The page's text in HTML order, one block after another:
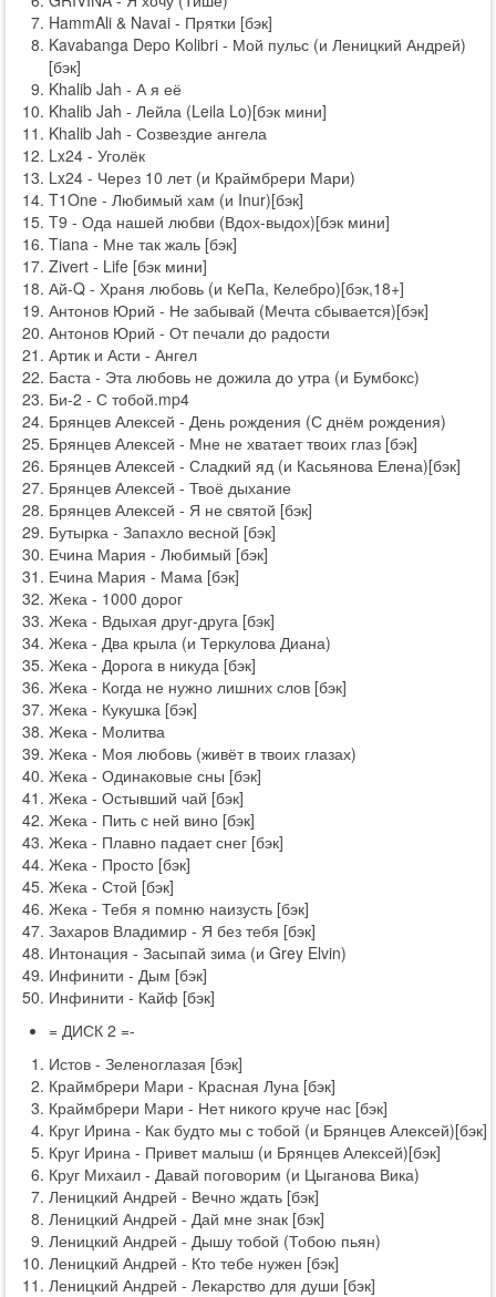
HammAli & Navai - Прятки [бэк]
Kavabanga Depo Kolibri - Мой пульс (и Леницкий Андрей)
[бэк]
Khalib Jah - А я её
Khalib Jah - Лейла (Leila Lo)[бэк мини]
Khalib Jah - Созвездие ангела
Lx24 - Уголёк
Lx24 - Через 10 лет (и Краймбрери Мари)
T1One - Любимый хам (и Inur)[бэк]
T9 - Ода нашей любви (Вдох-выдох)[бэк мини]
Tiana - Мне так жаль [бэк]
Zivert - Life [бэк мини]
Ай-Q - Храня любовь (и КеПа, Келебро)[бэк,18+]
Антонов Юрий - Не забывай (Мечта сбывается)[бэк]
Антонов Юрий - От печали до радости
Артик и Асти - Ангел
Баста - Эта любовь не дожила до утра (и Бумбокс)
Би-2 - С тобой.mp4
Брянцев Алексей - День рождения (С днём рождения)
Брянцев Алексей - Мне не хватает твоих глаз [бэк]
Брянцев Алексей - Сладкий яд (и Касьянова Елена)[бэк]
Брянцев Алексей - Твоё дыхание
Брянцев Алексей - Я не святой [бэк]
Бутырка - Запахло весной [бэк]
Ечина Мария - Любимый [бэк]
Ечина Мария - Мама [бэк]
Жека - 1000 дорог
Жека - Вдыхая друг-друга [бэк]
Жека - Два крыла (и Теркулова Диана)
Жека - Дорога в никуда [бэк]
Жека - Когда не нужно лишних слов [бэк]
Жека - Кукушка [бэк]
Жека - Молитва
Жека - Моя любовь (живёт в твоих глазах)
Жека - Одинаковые сны [бэк]
Жека - Остывший чай [бэк]
Жека - Пить с ней вино [бэк]
Жека - Плавно падает снег [бэк]
Жека - Просто [бэк]
Жека - Стой [бэк]
Жека - Тебя я помню наизусть [бэк]
Захаров Владимир - Я без тебя [бэк]
Интонация - Засыпай зима (и Grey Elvin)
Инфинити - Дым [бэк]
Инфинити - Кайф [бэк]
= ДИСК 2 =-
Истов - Зеленоглазая [бэк]
Краймбрери Мари - Красная Луна [бэк]
Краймбрери Мари - Нет никого круче нас [бэк]
Круг Ирина - Как будто мы с тобой (и Брянцев Алексей)[бэк]
Круг Ирина - Привет малыш (и Брянцев Алексей)[бэк]
Круг Михаил - Давай поговорим (и Цыганова Вика)
Леницкий Андрей - Вечно ждать [бэк]
Леницкий Андрей - Дай мне знак [бэк]
Леницкий Андрей - Дышу тобой (Тобою пьян)
Леницкий Андрей - Кто тебе нужен [бэк]
Леницкий Андрей - Лекарство для души [бэк]